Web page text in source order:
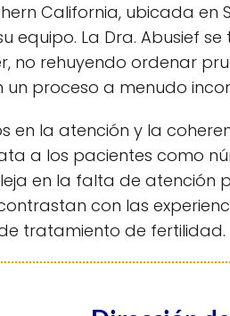
California, ubicada
equipo. La Dra. Abusief
no rehuyendo ordenar
proceso a menudo
en la atención y la
a los pacientes como
en la falta de
con las
tratamiento de fertilidad.